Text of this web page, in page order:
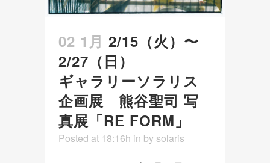
02 1月 2/15（火）〜
2/27（日）
ギャラリーソラリス
企画展 熊谷聖司 写
真展「RE FORM」
Posted at 18:16h in by solaris